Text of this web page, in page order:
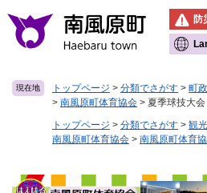
メニューを飛ば
防
現在地 トップページ > 分類でさがす > 町政
> 南風原町体育協会 > 夏季球技大会
トップページ > 分類でさがす > 観
南風原町体育協会 > 南風原町体育